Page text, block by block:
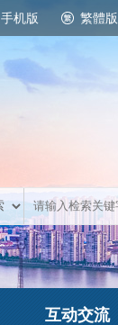
手机版 繁體版
互动交流